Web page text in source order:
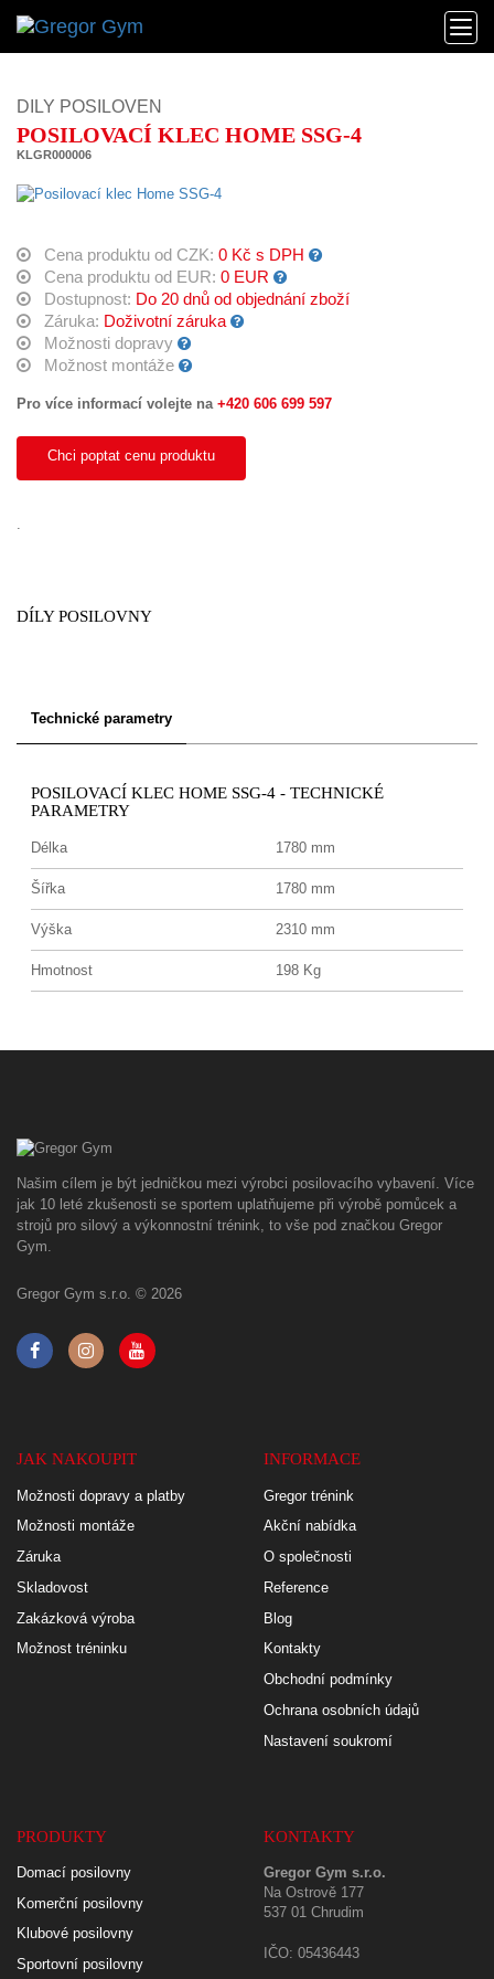
DILY POSILOVEN
POSILOVACÍ KLEC HOME SSG-4
KLGR000006
Cena produktu od CZK: 0 Kč s DPH
Cena produktu od EUR: 0 EUR
Dostupnost: Do 20 dnů od objednání zboží
Záruka: Doživotní záruka
Možnosti dopravy
Možnost montáže
Pro více informací volejte na +420 606 699 597
Chci poptat cenu produktu
.
DÍLY POSILOVNY
Technické parametry
POSILOVACÍ KLEC HOME SSG-4 - TECHNICKÉ
PARAMETRY
Délka 1780 mm
Šířka 1780 mm
Výška 2310 mm
Hmotnost 198 Kg
Našim cílem je být jedničkou mezi výrobci posilovacího vybavení. Více
jak 10 leté zkušenosti se sportem uplatňujeme při výrobě pomůcek a
strojů pro silový a výkonnostní trénink, to vše pod značkou Gregor
Gym.
Gregor Gym s.r.o. © 2026
JAK NAKOUPIT
Možnosti dopravy a platby
Možnosti montáže
Záruka
Skladovost
Zakázková výroba
Možnost tréninku
INFORMACE
Gregor trénink
Akční nabídka
O společnosti
Reference
Blog
Kontakty
Obchodní podmínky
Ochrana osobních údajů
Nastavení soukromí
PRODUKTY
Domací posilovny
Komerční posilovny
Klubové posilovny
Sportovní posilovny
KONTAKTY
Gregor Gym s.r.o.
Na Ostrově 177
537 01 Chrudim
IČO: 05436443